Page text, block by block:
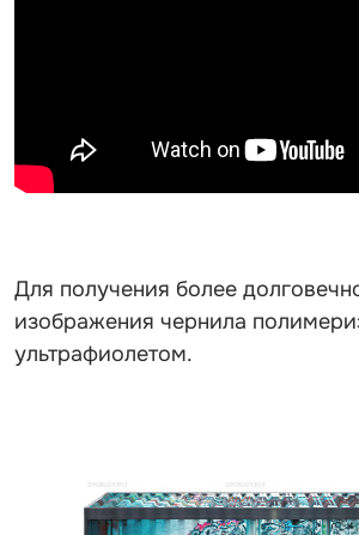
Для получения более
изображения чернила
ультрафиолетом.